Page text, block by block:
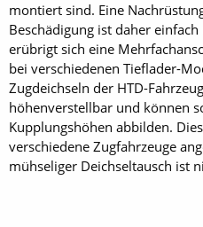
montiert sind. Eine
Beschädigung ist daher
erübrigt sich eine
bei verschiedenen Tieflader-
Zugdeichseln der HTD-
höhenverstellbar und können
Kupplungshöhen abbilden.
verschiedene Zugfahrzeuge
mühseliger Deichseltausch ist